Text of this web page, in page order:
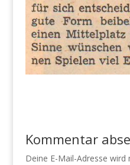
Kommentar
Deine E-Mail-Adresse